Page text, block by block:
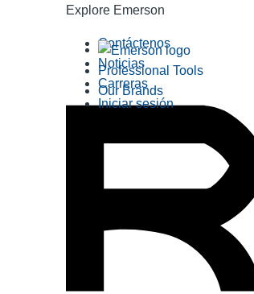
Explore Emerson
Professional Tools
Our Brands
Contáctenos
Noticias
Carreras
Iniciar sesión